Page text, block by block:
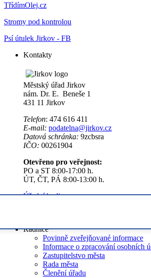
TřídímOlej.cz
Stromy pod kontrolou
Psí útulek Jirkov - FB
Kontakty
Městský úřad Jirkov
nám. Dr. E. Beneše 1
431 11 Jirkov
Telefon: 474 616 411
E-mail: podatelna@jirkov.cz
Datová schránka: 9zcbsra
IČO: 00261904
Otevřeno pro veřejnost:
PO a ST 8:00-17:00 h.
ÚT, ČT, PÁ 8:00-13:00 h.
Úřední hodiny
Radnice
Povinně zveřejňované informace
Informace o zpracování osobních
Zastupitelstvo města
Rada města
Členění úřadu